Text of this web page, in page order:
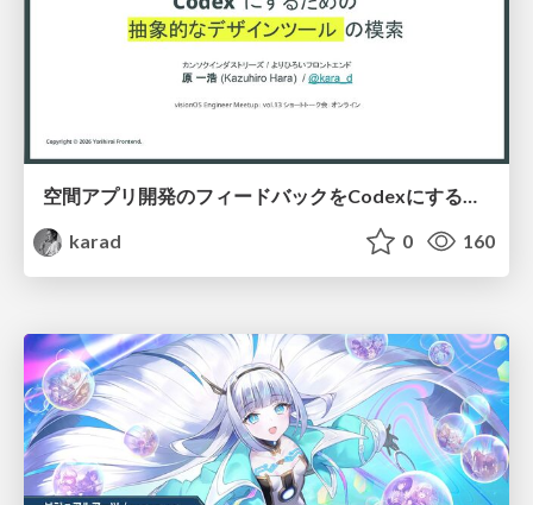
空間アプリ開発のフィードバックをCodexにするための抽象的なデザインツールの模索
karad
0 160